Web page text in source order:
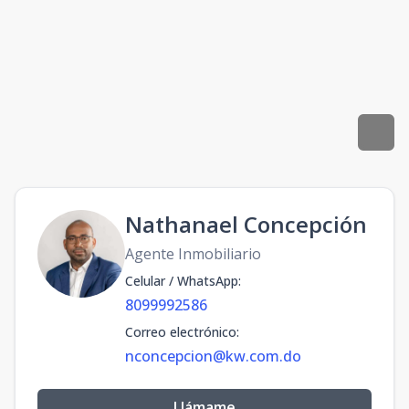
Nathanael Concepción
Agente Inmobiliario
Celular / WhatsApp:
8099992586
Correo electrónico:
nconcepcion@kw.com.do